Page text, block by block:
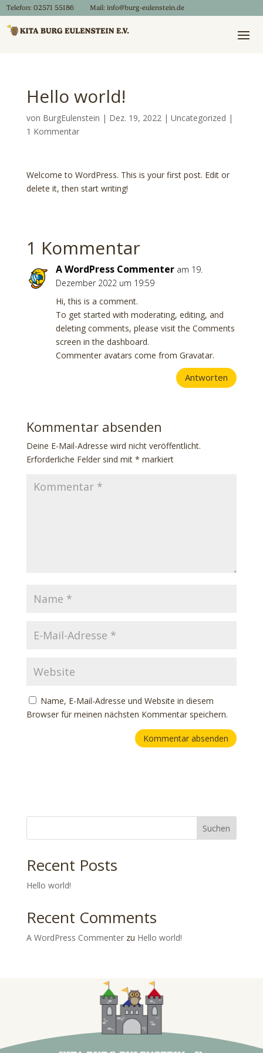
Telefon:02571 55186 Mail:info@burg-eulenstein.de
Hello world!
von BurgEulenstein | Dez. 19, 2022| Uncategorized |
1 Kommentar
Welcome to WordPress. This is your first post. Edit or
delete it, then start writing!
1 Kommentar
A WordPress Commenter am 19.
Dezember 2022 um 19:59
Hi, this is a comment.
To get started with moderating, editing, and
deleting comments, please visit the Comments
screen in the dashboard.
Commenter avatars come from Gravatar.
Antworten
Kommentar absenden
Deine E-Mail-Adresse wird nicht veröffentlicht.
Erforderliche Felder sind mit * markiert
Name, E-Mail-Adresse und Website in diesem
Browser für meinen nächsten Kommentar speichern.
Suchen
Recent Posts
Hello world!
Recent Comments
A WordPress Commenterzu Hello world!